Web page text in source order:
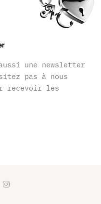
une newsletter
pas à nous
recevoir les
I